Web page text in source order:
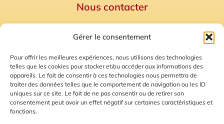
Gérer le consentement
Pour offrir les meilleures expériences, nous utilisons des technologies
telles que les cookies pour stocker et/ou accéder aux informations des
appareils. Le fait de consentir à ces technologies nous permettra de
traiter des données telles que le comportement de navigation ou les ID
uniques sur ce site. Le fait de ne pas consentir ou de retirer son
consentement peut avoir un effet négatif sur certaines caractéristiques et
fonctions.
Nous contacter
Mentions Légales
Plan du site
Gestion des Cookies